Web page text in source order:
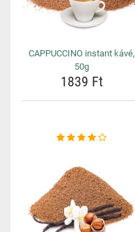
CAPPUCCINO instant kávé,
50g
1839 Ft